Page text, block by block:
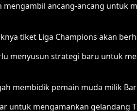
ancang-ancang untuk
tiket Liga Champions akan
menyusun strategi baru untuk
membidik pemain muda milik
untuk mengamankan gelandang